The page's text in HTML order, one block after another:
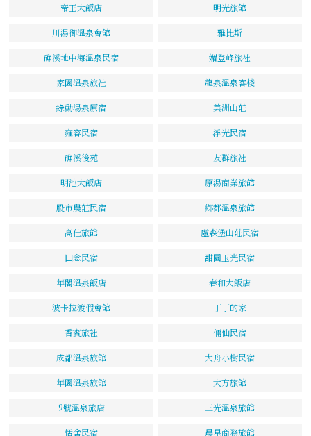
帝王大飯店 明光旅館
川湯御溫泉會館 雅比斯
礁溪地中海溫泉民宿 媚登峰旅社
家園溫泉旅社 龍泉溫泉客棧
綠動湯泉原宿 美洲山莊
雍容民宿 浮光民宿
礁溪後苑 友群旅社
明池大飯店 原湯商業旅館
股市農莊民宿 鄉都溫泉旅館
高仕旅館 盧森堡山莊民宿
田念民宿 甜園玉光民宿
華閣溫泉飯店 春和大飯店
波卡拉渡假會館 丁丁的家
香賓旅社 倆仙民宿
成都溫泉旅館 大舟小樹民宿
華園溫泉旅館 大方旅館
9號溫泉旅店 三光溫泉旅館
恬舍民宿 晨星商務旅館